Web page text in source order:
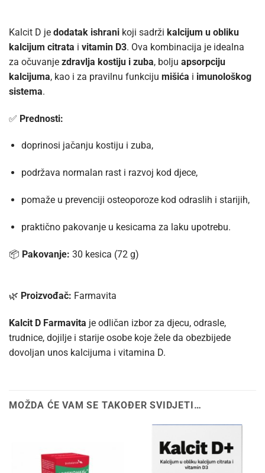
Kalcit D je dodatak ishrani koji sadrži kalcijum u obliku
kalcijum citrata i vitamin D3. Ova kombinacija je idealna
za očuvanje zdravlja kostiju i zuba, bolju apsorpciju
kalcijuma, kao i za pravilnu funkciju mišića i imunološkog
sistema.
✅ Prednosti:
doprinosi jačanju kostiju i zuba,
podržava normalan rast i razvoj kod djece,
pomaže u prevenciji osteoporoze kod odraslih i starijih,
praktično pakovanje u kesicama za laku upotrebu.
📦 Pakovanje: 30 kesica (72 g)
🌿 Proizvođač: Farmavita
Kalcit D Farmavita je odličan izbor za djecu, odrasle,
trudnice, dojilje i starije osobe koje žele da obezbijede
dovoljan unos kalcijuma i vitamina D.
MOŽDA ĆE VAM SE TAKOĐER SVIDJETI…